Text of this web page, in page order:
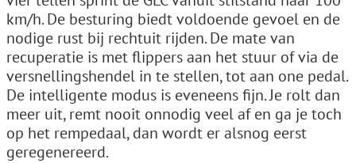
km/h. De besturing biedt voldoende gevoel en de
nodige rust bij rechtuit rijden. De mate van
recuperatie is met flippers aan het stuur of via de
versnellingshendel in te stellen, tot aan one pedal.
De intelligente modus is eveneens fijn. Je rolt dan
meer uit, remt nooit onnodig veel af en ga je toch
op het rempedaal, dan wordt er alsnog eerst
geregenereerd.